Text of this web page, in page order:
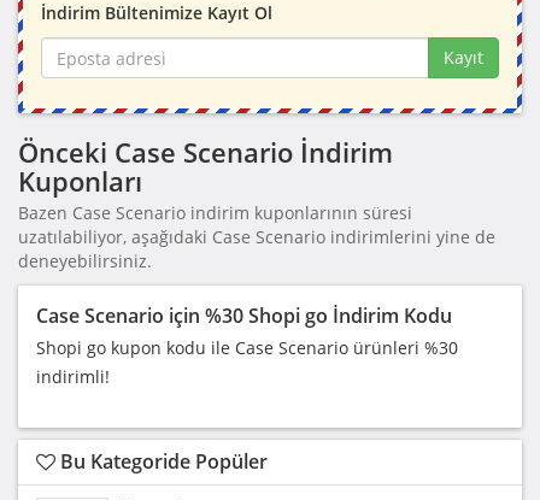
İndirim Bültenimize Kayıt Ol
Kayıt
Önceki Case Scenario İndirim
Kuponları
Bazen Case Scenario indirim kuponlarının süresi
uzatılabiliyor, aşağıdaki Case Scenario indirimlerini yine de
deneyebilirsiniz.
Case Scenario için %30 Shopi go İndirim Kodu
Shopi go kupon kodu ile Case Scenario ürünleri %30
indirimli!
Bu Kategoride Popüler